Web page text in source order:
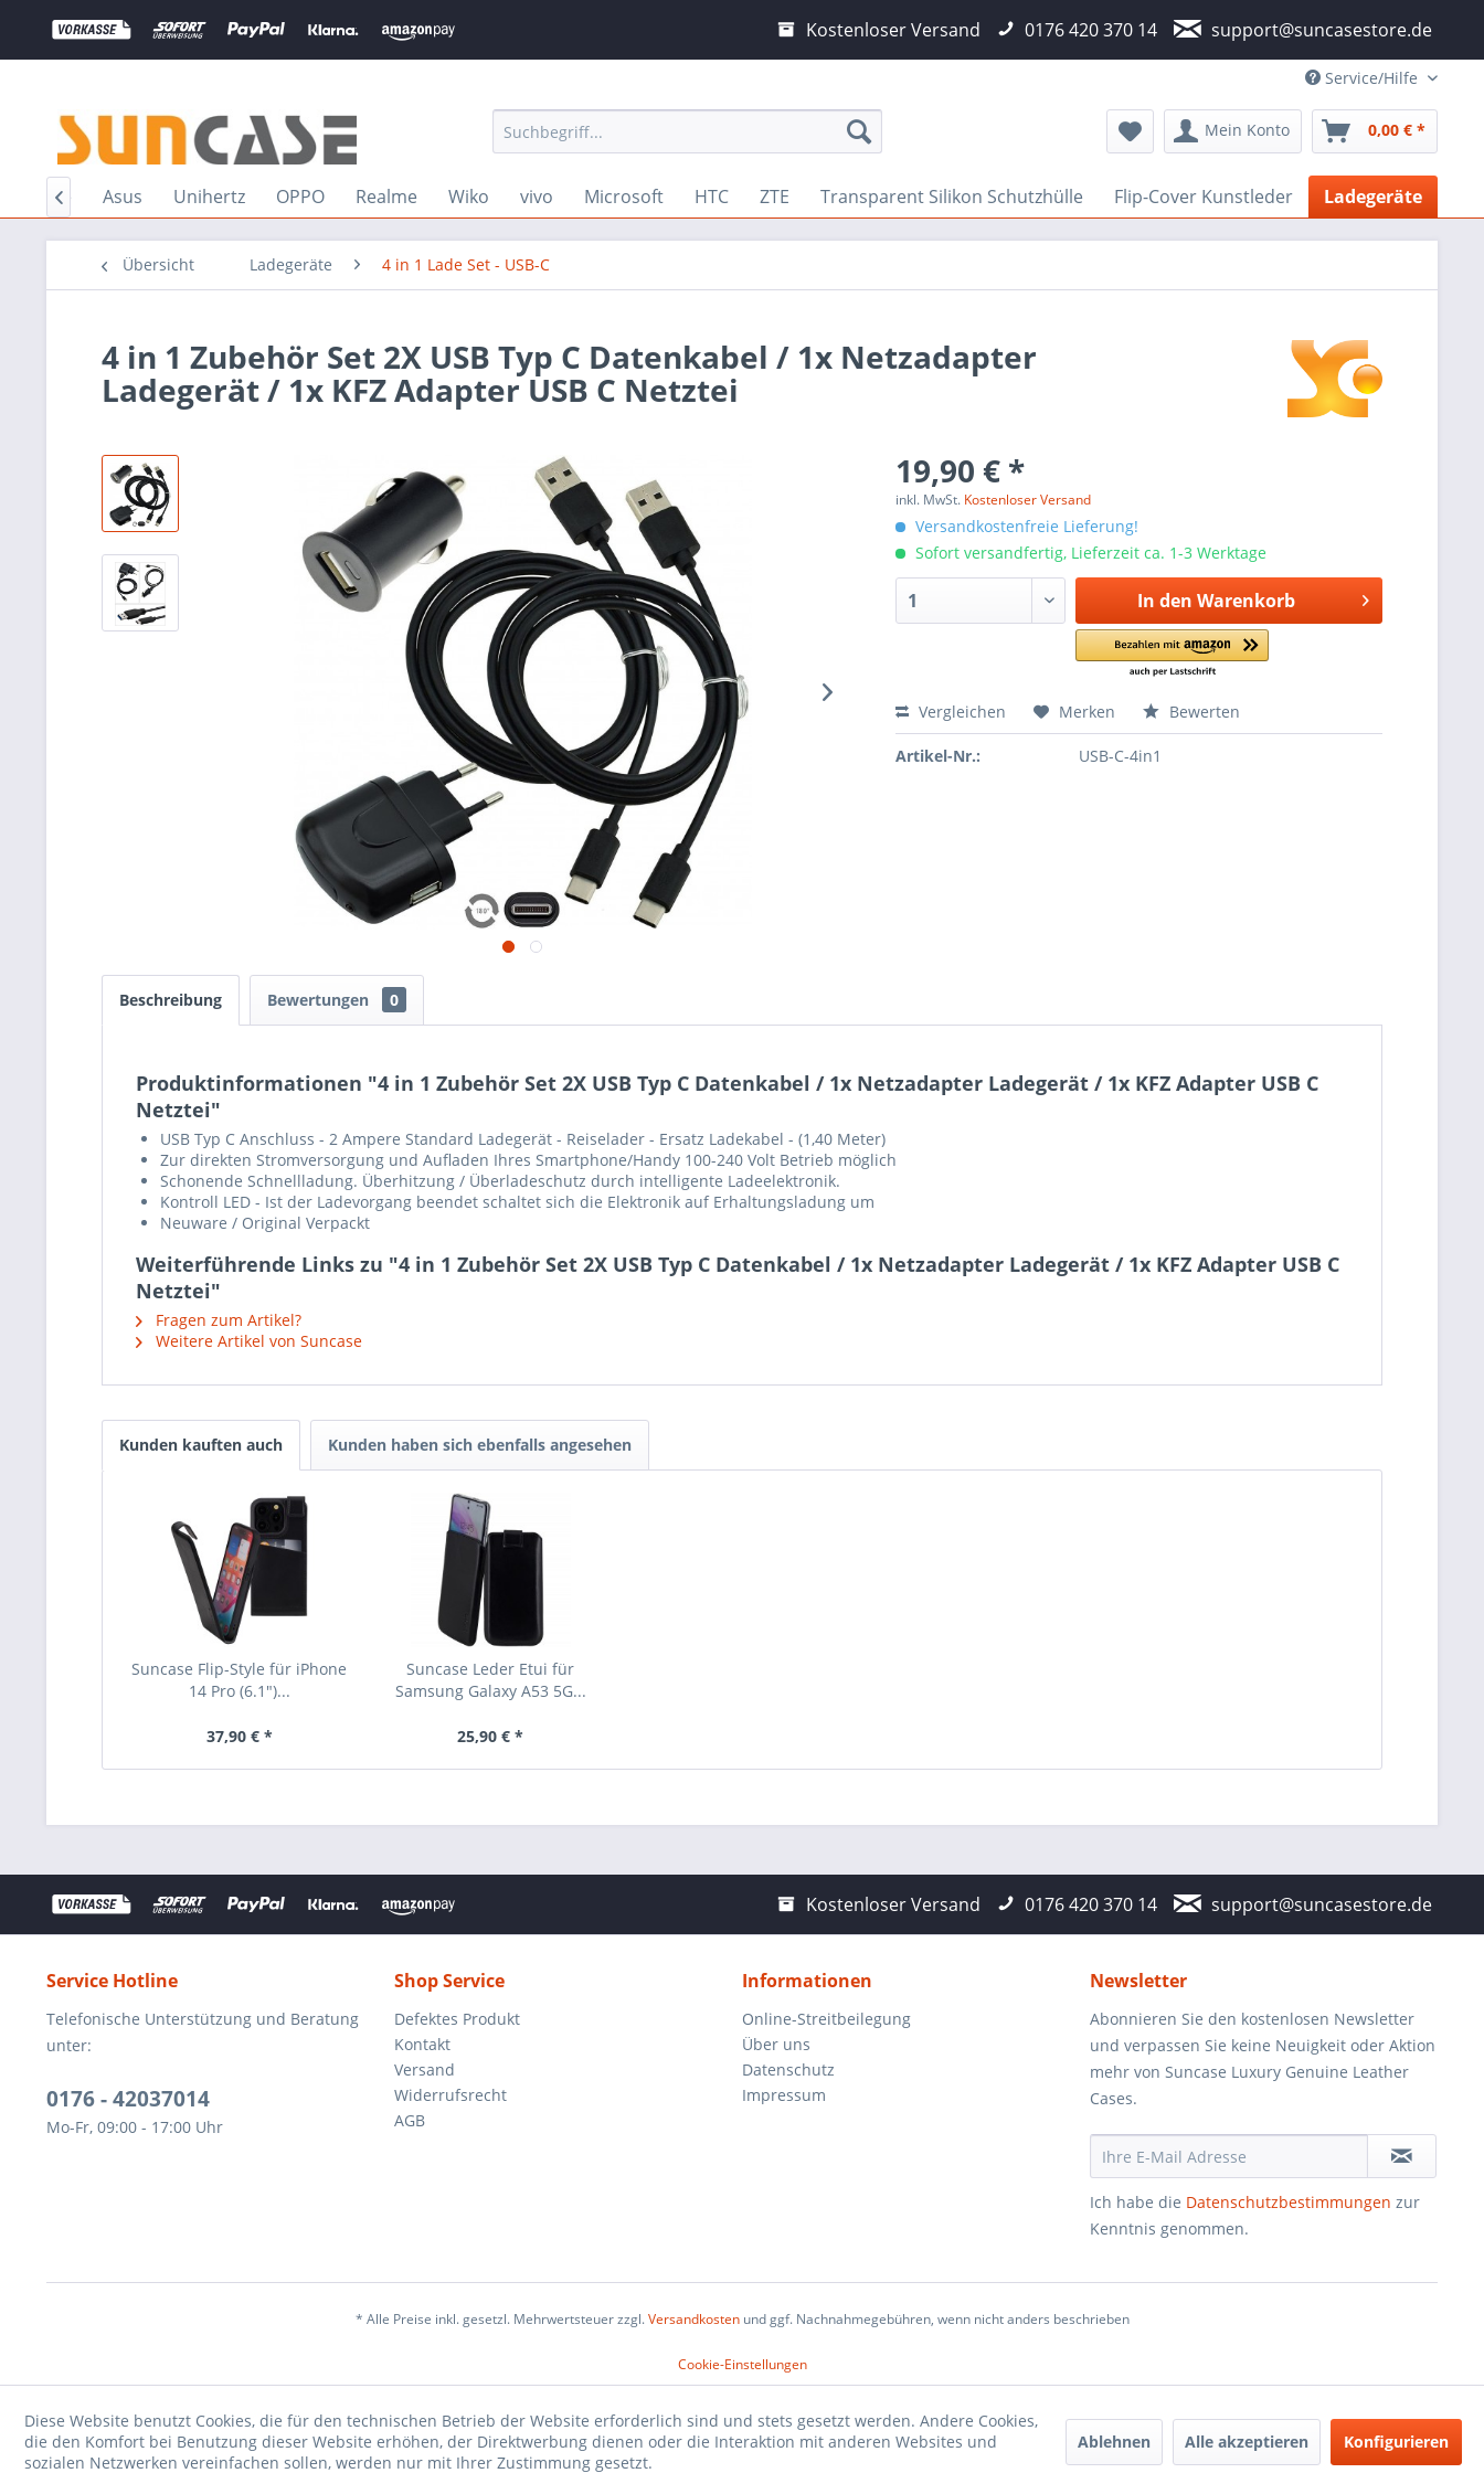
Kostenloser Versand 0176 420 370 14 support@suncasestore.de
Service/Hilfe
Mein Konto 0,00 € *
Phone Asus Unihertz OPPO Realme Wiko vivo Microsoft HTC ZTE Transparent Silikon Schutzhülle Flip-Cover Kunstleder Ladegeräte

Übersicht Ladegeräte 4 in 1 Lade Set - USB-C
4 in 1 Zubehör Set 2X USB Typ C Datenkabel / 1x Netzadapter
Ladegerät / 1x KFZ Adapter USB C Netztei
19,90 € *
inkl. MwSt. Kostenloser Versand
Versandkostenfreie Lieferung!
Sofort versandfertig, Lieferzeit ca. 1-3 Werktage
In den Warenkorb
Vergleichen Merken Bewerten
Artikel-Nr.: USB-C-4in1
Beschreibung Bewertungen 0
Produktinformationen "4 in 1 Zubehör Set 2X USB Typ C Datenkabel / 1x Netzadapter Ladegerät / 1x KFZ Adapter USB C
Netztei"
USB Typ C Anschluss - 2 Ampere Standard Ladegerät - Reiselader - Ersatz Ladekabel - (1,40 Meter)
Zur direkten Stromversorgung und Aufladen Ihres Smartphone/Handy 100-240 Volt Betrieb möglich
Schonende Schnellladung. Überhitzung / Überladeschutz durch intelligente Ladeelektronik.
Kontroll LED - Ist der Ladevorgang beendet schaltet sich die Elektronik auf Erhaltungsladung um
Neuware / Original Verpackt
Weiterführende Links zu "4 in 1 Zubehör Set 2X USB Typ C Datenkabel / 1x Netzadapter Ladegerät / 1x KFZ Adapter USB C
Netztei"
Fragen zum Artikel?
Weitere Artikel von Suncase
Kunden kauften auch Kunden haben sich ebenfalls angesehen
Suncase Flip-Style für iPhone
14 Pro (6.1")...
37,90 € *
Suncase Leder Etui für
Samsung Galaxy A53 5G...
25,90 € *
Kostenloser Versand 0176 420 370 14 support@suncasestore.de
Service Hotline
Telefonische Unterstützung und Beratung
unter:
0176 - 42037014
Mo-Fr, 09:00 - 17:00 Uhr
Shop Service
Defektes Produkt
Kontakt
Versand
Widerrufsrecht
AGB
Informationen
Online-Streitbeilegung
Über uns
Datenschutz
Impressum
Newsletter
Abonnieren Sie den kostenlosen Newsletter
und verpassen Sie keine Neuigkeit oder Aktion
mehr von Suncase Luxury Genuine Leather
Cases.
Ich habe die Datenschutzbestimmungen zur
Kenntnis genommen.
* Alle Preise inkl. gesetzl. Mehrwertsteuer zzgl.Versandkostenund ggf. Nachnahmegebühren, wenn nicht anders beschrieben
Cookie-Einstellungen
Diese Website benutzt Cookies, die für den technischen Betrieb der Website erforderlich sind und stets gesetzt werden. Andere Cookies,
die den Komfort bei Benutzung dieser Website erhöhen, der Direktwerbung dienen oder die Interaktion mit anderen Websites und
sozialen Netzwerken vereinfachen sollen, werden nur mit Ihrer Zustimmung gesetzt.
Ablehnen Alle akzeptieren Konfigurieren